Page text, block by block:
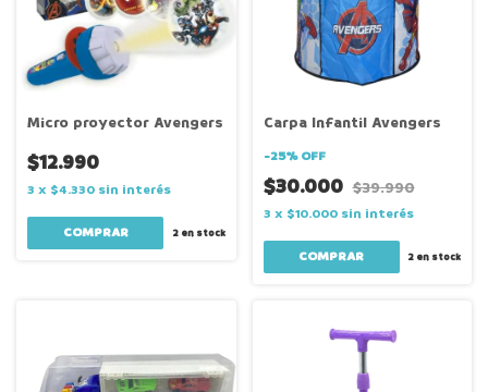
Micro proyector Avengers
$12.990
3 x $4.330 sin interés
2en stock
Carpa Infantil Avengers
-25%OFF
$30.000 $39.990
3 x $10.000 sin interés
2 en stock